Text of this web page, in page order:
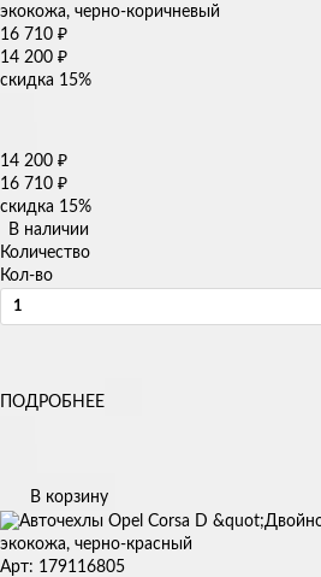
16 710 ₽
14 200 ₽
скидка 15%
14 200 ₽
16 710 ₽
скидка 15%
В наличии
Количество
Кол-во
ПОДРОБНЕЕ
В корзину
Арт: 179116805